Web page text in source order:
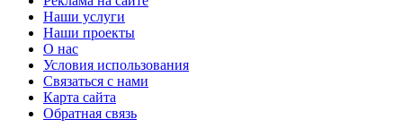
Наши услуги
Наши проекты
О нас
Условия использования
Связаться с нами
Карта сайта
Обратная связь